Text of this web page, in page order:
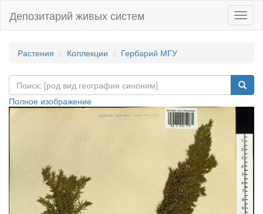
Депозитарий живых систем
Растения Коллекции Гербарий МГУ
Полное изображение